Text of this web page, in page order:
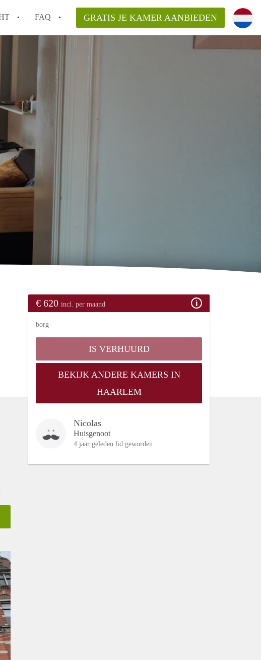
FAQ
makelaarsvergoeding/bemiddelingsvergoeding?
voor de aangeboden Kamer / Kamers in
GRATIS JE KAMER AANBIEDEN
€ 620 incl. per maand
borg
IS VERHUURD
BEKIJK ANDERE KAMERS IN
HAARLEM
Nicolas
Huisgenoot
4 jaar geleden lid geworden